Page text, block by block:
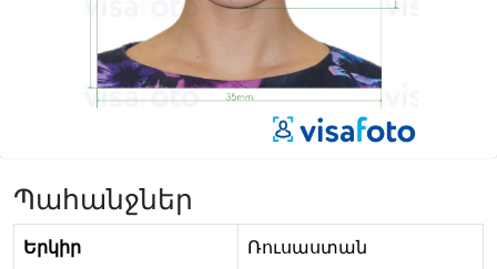
Պահանջներ
Երկիր
Ռուսաստան